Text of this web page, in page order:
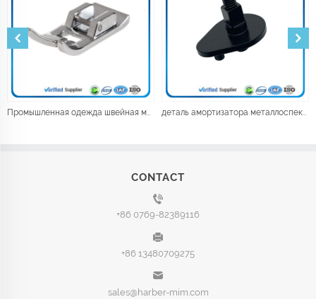
Промышленная одежда швейная машинка деталь амортизатора металлоспекания
CONTACT
+86 0769-82389116
+86 13480709275
sales@harber-mim.com